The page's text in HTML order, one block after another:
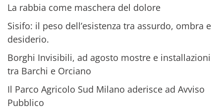
La rabbia come maschera del dolore
Sisifo: il peso dell’esistenza tra assurdo, ombra e
desiderio.
Borghi Invisibili, ad agosto mostre e installazioni
tra Barchi e Orciano
Il Parco Agricolo Sud Milano aderisce ad Avviso
Pubblico